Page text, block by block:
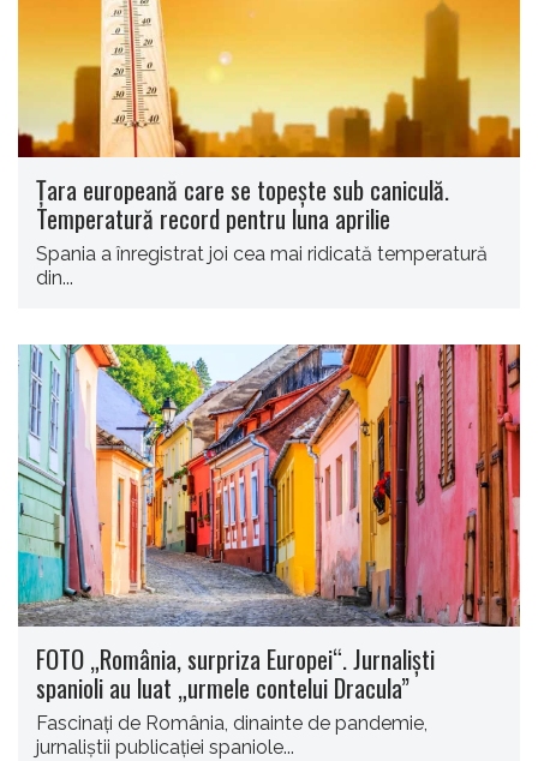
Țara europeană care se topește sub caniculă.
Temperatură record pentru luna aprilie
Spania a înregistrat joi cea mai ridicată temperatură
din...
FOTO „România, surpriza Europei“. Jurnaliști
spanioli au luat „urmele contelui Dracula”
Fascinați de România, dinainte de pandemie,
jurnaliștii publicației spaniole...